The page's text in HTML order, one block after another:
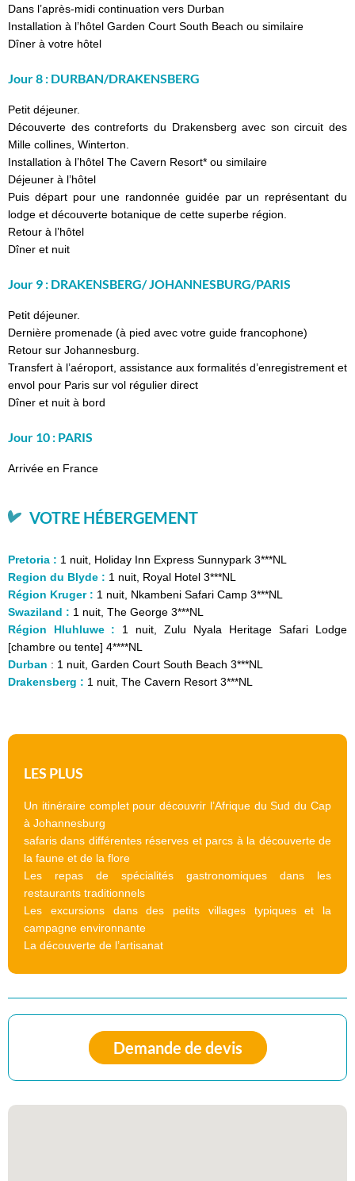
Dans l’après-midi continuation vers Durban
Installation à l’hôtel Garden Court South Beach ou similaire
Dîner à votre hôtel
Jour 8 : DURBAN/DRAKENSBERG
Petit déjeuner.
Découverte des contreforts du Drakensberg avec son circuit des
Mille collines, Winterton.
Installation à l’hôtel The Cavern Resort* ou similaire
Déjeuner à l’hôtel
Puis départ pour une randonnée guidée par un représentant du
lodge et découverte botanique de cette superbe région.
Retour à l’hôtel
Dîner et nuit
Jour 9 : DRAKENSBERG/ JOHANNESBURG/PARIS
Petit déjeuner.
Dernière promenade (à pied avec votre guide francophone)
Retour sur Johannesburg.
Transfert à l’aéroport, assistance aux formalités d’enregistrement et
envol pour Paris sur vol régulier direct
Dîner et nuit à bord
Jour 10 : PARIS
Arrivée en France
VOTRE HÉBERGEMENT
Pretoria : 1 nuit, Holiday Inn Express Sunnypark 3***NL
Region du Blyde : 1 nuit, Royal Hotel 3***NL
Région Kruger : 1 nuit, Nkambeni Safari Camp 3***NL
Swaziland : 1 nuit, The George 3***NL
Région Hluhluwe : 1 nuit, Zulu Nyala Heritage Safari Lodge
[chambre ou tente] 4****NL
Durban : 1 nuit, Garden Court South Beach 3***NL
Drakensberg : 1 nuit, The Cavern Resort 3***NL
LES PLUS
Un itinéraire complet pour découvrir l’Afrique du Sud du Cap
à Johannesburg
safaris dans différentes réserves et parcs à la découverte de
la faune et de la flore
Les repas de spécialités gastronomiques dans les
restaurants traditionnels
Les excursions dans des petits villages typiques et la
campagne environnante
La découverte de l’artisanat
Demande de devis